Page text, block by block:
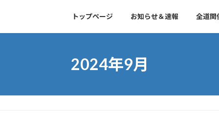
トップページ お知らせ＆速報 全道関
2024年9月